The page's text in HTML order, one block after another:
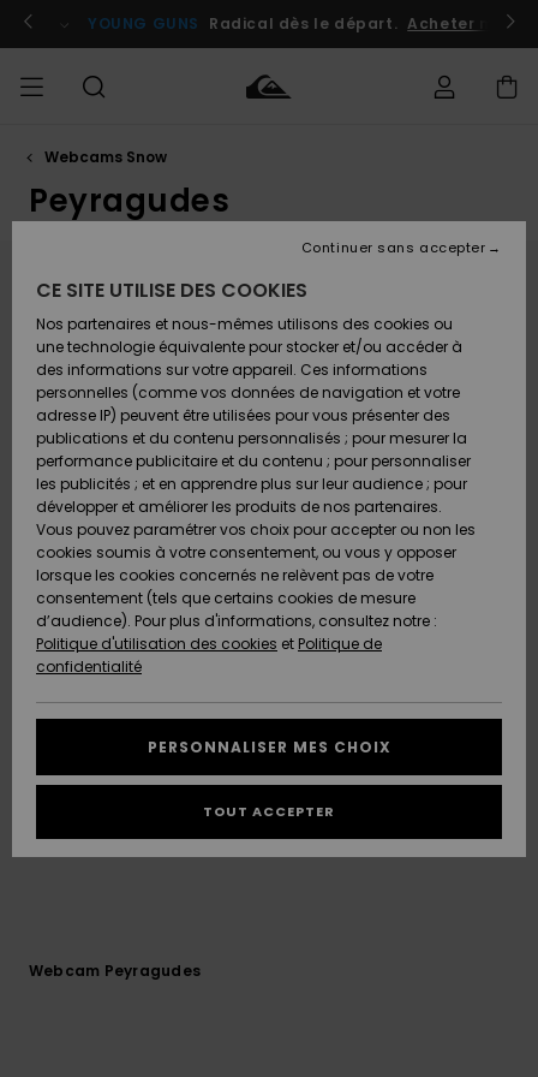
contenu Se connecter / s'inscrire
YOUNG GUNS Radical dès le départ. Acheter
HOMME
Chaussures
& Tongs
Surf
Snow
Nouveautés
Découvrir
Chaussures
& Tongs
Surf
Snow
Nouveautés
Découvrir
FEMME
A
Découvrir
Snow
SURF
Shop
Homme
Surf
Shop
Enfant
Highlights
Communauté
SNOW
Shop
Homme
Snow
Shop
Enfant
Snow
Shop
Femme
A
Découvrir
Communauté
OUTLET
Homme
Enfant
Outlet
Femme
AIDE &
CONTACT
commande
Retours
Paiement
Carte
Cadeau
Quiksilver
Freedom
Protection
des
tailles
à votre
MAGASINS
QUIKSILVER
Webcams Snow
Peyragudes
Webcam Peyragudes
Avec ses deux villages en pied de pistes, Peyresourde
et les Agudes, la station de Peyragudes (1600m /
2400m d'alitutude) fait rimer ski avec plaisir. Cette
station familiale des Pyrénées offre une large
possibilité d'activités sportives et ludiques sur tout le
domanie skiable: balades en raquettes, en chiens de
traîneaux, en dameuse après la fermeture des pistes
pour découvrir le travail des dameurs, construction
d'igloo, speed-riding, airboard, Snake Gliss, Yooner,
visite de l'usine à neige, Spa des montagnes en pied
de pistes SPASSIO... Elle est la 1ère station française à
obtenir la certification ISA 50001 (management de
l'énergie), pour une glisse plus responsable. Venez
voir les webcams live de toute la station de
Peyragudes pour vérifier l'enneignement et la météo.
Webcam Peyragudes
CE SITE UTILISE DES COOKIES
Nos partenaires et nous-mêmes utilisons des cookies ou
une technologie équivalente pour stocker et/ou accéder à
des informations sur votre appareil. Ces informations
personnelles (comme vos données de navigation et votre
adresse IP) peuvent être utilisées pour vous présenter des
publications et du contenu personnalisés ; pour mesurer la
performance publicitaire et du contenu ; pour personnaliser
les publicités ; et en apprendre plus sur leur audience ; pour
développer et améliorer les produits de nos partenaires.
Vous pouvez paramétrer vos choix pour accepter ou non les
cookies soumis à votre consentement, ou vous y opposer
lorsque les cookies concernés ne relèvent pas de votre
consentement (tels que certains cookies de mesure
d’audience). Pour plus d'informations, consultez notre :
Politique d'utilisation des cookies et Politique de
confidentialité
PERSONNALISER MES CHOIX
Continuer sans accepter
TOUT ACCEPTER